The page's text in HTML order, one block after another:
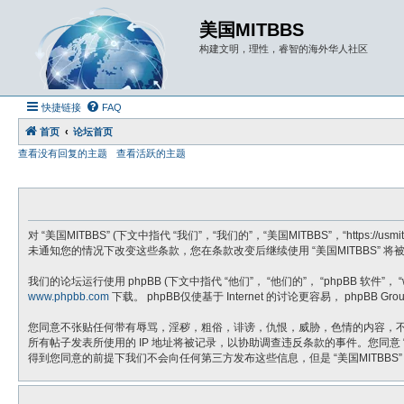
美国MITBBS
构建文明，理性，睿智的海外华人社区
快捷链接 FAQ
首页
论坛首页
查看没有回复的主题
查看活跃的主题
对 “美国MITBBS” (下文中指代 “我们”，“我们的”，“美国MITBBS”，“https://
未通知您的情况下改变这些条款，您在条款改变后继续使用 “美国MITBBS” 将
我们的论坛运行使用 phpBB (下文中指代 “他们”， “他们的”， “phpBB 软件”
www.phpbb.com 下载。 phpBB仅使基于 Internet 的讨论更容易， phpBB
您同意不张贴任何带有辱骂，淫秽，粗俗，诽谤，仇恨，威胁，色情的内容，
所有帖子发表所使用的 IP 地址将被记录，以协助调查违反条款的事件。您同
得到您同意的前提下我们不会向任何第三方发布这些信息，但是 “美国